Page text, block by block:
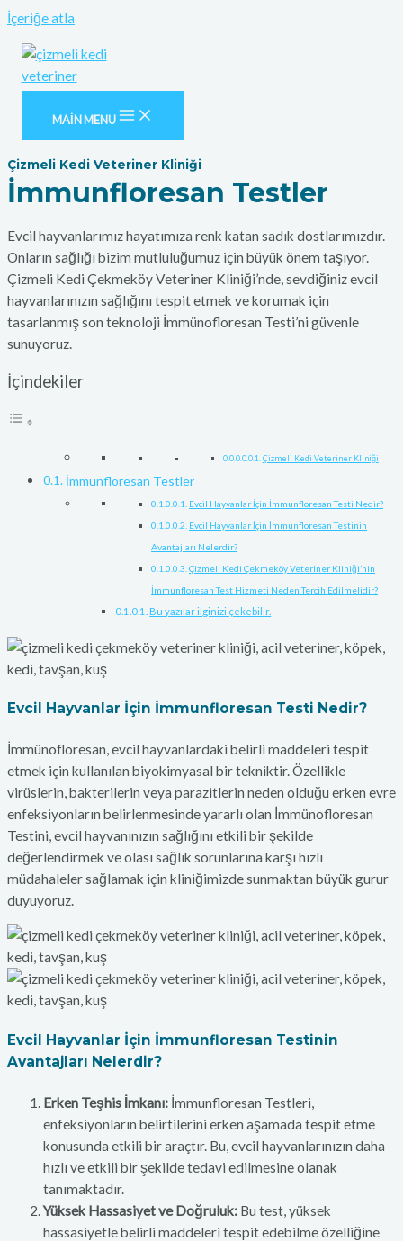
İçeriğe atla
MAIN MENU
Çizmeli Kedi Veteriner Kliniği
İmmunfloresan Testler
Evcil hayvanlarımız hayatımıza renk katan sadık dostlarımızdır.
Onların sağlığı bizim mutluluğumuz için büyük önem taşıyor.
Çizmeli Kedi Çekmeköy Veteriner Kliniği’nde, sevdiğiniz evcil
hayvanlarınızın sağlığını tespit etmek ve korumak için
tasarlanmış son teknoloji İmmünofloresan Testi’ni güvenle
sunuyoruz.
İçindekiler
Çizmeli Kedi Veteriner Kliniği
İmmunfloresan Testler
Evcil Hayvanlar İçin İmmunfloresan Testi Nedir?
Evcil Hayvanlar İçin İmmunfloresan Testinin
Avantajları Nelerdir?
Çizmeli Kedi Çekmeköy Veteriner Kliniği’nin
İmmunfloresan Test Hizmeti Neden Tercih Edilmelidir?
Bu yazılar ilginizi çekebilir.
Evcil Hayvanlar İçin İmmunfloresan Testi Nedir?
İmmünofloresan, evcil hayvanlardaki belirli maddeleri tespit
etmek için kullanılan biyokimyasal bir tekniktir. Özellikle
virüslerin, bakterilerin veya parazitlerin neden olduğu erken evre
enfeksiyonların belirlenmesinde yararlı olan İmmünofloresan
Testini, evcil hayvanınızın sağlığını etkili bir şekilde
değerlendirmek ve olası sağlık sorunlarına karşı hızlı
müdahaleler sağlamak için kliniğimizde sunmaktan büyük gurur
duyuyoruz.
Evcil Hayvanlar İçin İmmunfloresan Testinin
Avantajları Nelerdir?
Erken Teşhis İmkanı: İmmunfloresan Testleri,
enfeksiyonların belirtilerini erken aşamada tespit etme
konusunda etkili bir araçtır. Bu, evcil hayvanlarınızın daha
hızlı ve etkili bir şekilde tedavi edilmesine olanak
tanımaktadır.
Yüksek Hassasiyet ve Doğruluk: Bu test, yüksek
hassasiyetle belirli maddeleri tespit edebilme özelliğine